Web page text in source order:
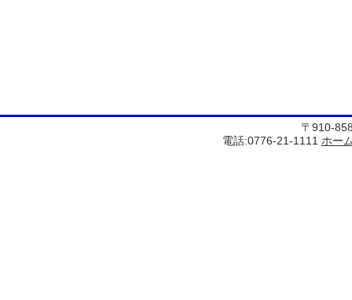
〒910-
電話:0776-21-1111 ホー